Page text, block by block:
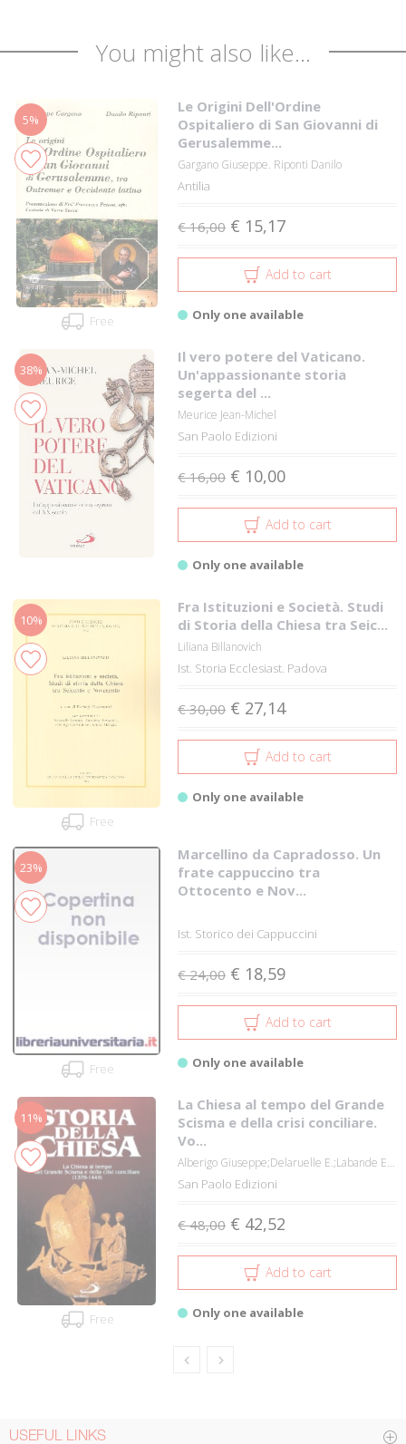
You might also like...
5%
Free
Le Origini Dell'Ordine
Ospitaliero di San Giovanni di
Gerusalemme...
Gargano Giuseppe. Riponti Danilo
Antilia
€ 16,00 € 15,17
Add to cart
Only one available
38%
Il vero potere del Vaticano.
Un'appassionante storia
segerta del ...
Meurice Jean-Michel
San Paolo Edizioni
€ 16,00 € 10,00
Add to cart
Only one available
10%
Free
Fra Istituzioni e Società. Studi
di Storia della Chiesa tra Seic...
Liliana Billanovich
Ist. Storia Ecclesiast. Padova
€ 30,00 € 27,14
Add to cart
Only one available
23%
Free
Marcellino da Capradosso. Un
frate cappuccino tra
Ottocento e Nov...
Ist. Storico dei Cappuccini
€ 24,00 € 18,59
Add to cart
Only one available
11%
Free
La Chiesa al tempo del Grande
Scisma e della crisi conciliare.
Vo...
Alberigo Giuseppe;Delaruelle E.;Labande E....
San Paolo Edizioni
€ 48,00 € 42,52
Add to cart
Only one available
USEFUL LINKS